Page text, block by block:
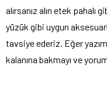
alırsanız alın etek
yüzük gibi uygun
tavsiye ederiz. Eğer
kalanına bakmayı ve